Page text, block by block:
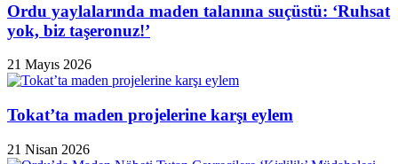
Ordu yaylalarında maden talanına suçüstü: ‘Ruhsat
yok, biz taşeronuz!’
21 Mayıs 2026
Tokat’ta maden projelerine karşı eylem
21 Nisan 2026